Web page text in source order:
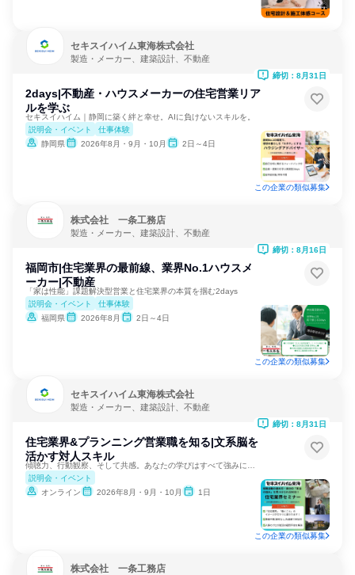
セキスイハイム東海株式会社
製造・メーカー、建築設計、不動産
2days|不動産・ハウスメーカーの住宅営業リア
ルを学ぶ
セキスイハイム｜静岡に築く絆と幸せ。AIに負けないスキルを。
説明会・イベント
仕事体験
静岡県
2026年8月・9月・10月 2日～4日
締切：8月31日
この企業の類似募集
株式会社 一条工務店
製造・メーカー、建築設計、不動産
福岡市|住宅業界の最前線、業界No.1ハウスメ
ーカー|不動産
「家は性能」課題解決型営業と住宅業界の本質を掴む2days
説明会・イベント
仕事体験
福岡県
2026年8月 2日～4日
締切：8月16日
この企業の類似募集
セキスイハイム東海株式会社
製造・メーカー、建築設計、不動産
住宅業界&プランニング営業職を知る|文系脳を
活かす対人スキル
説明会・イベント
オンライン
2026年8月・9月・10月 1日
締切：8月31日
この企業の類似募集
株式会社 一条工務店